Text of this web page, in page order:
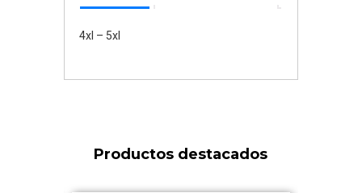
4xl – 5xl
Productos destacados